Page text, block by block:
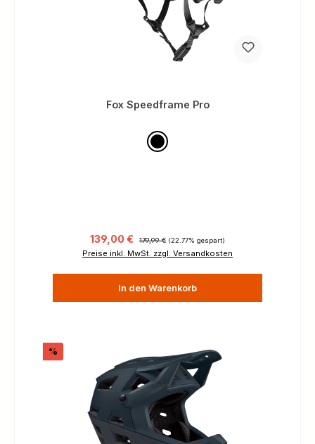
Fox Speedframe Pro
Verkaufspreis:
139,00 € Regulärer Preis:
179,99 € (22.77% gespart)
Preise inkl. MwSt. zzgl. Versandkosten
In den Warenkorb
%